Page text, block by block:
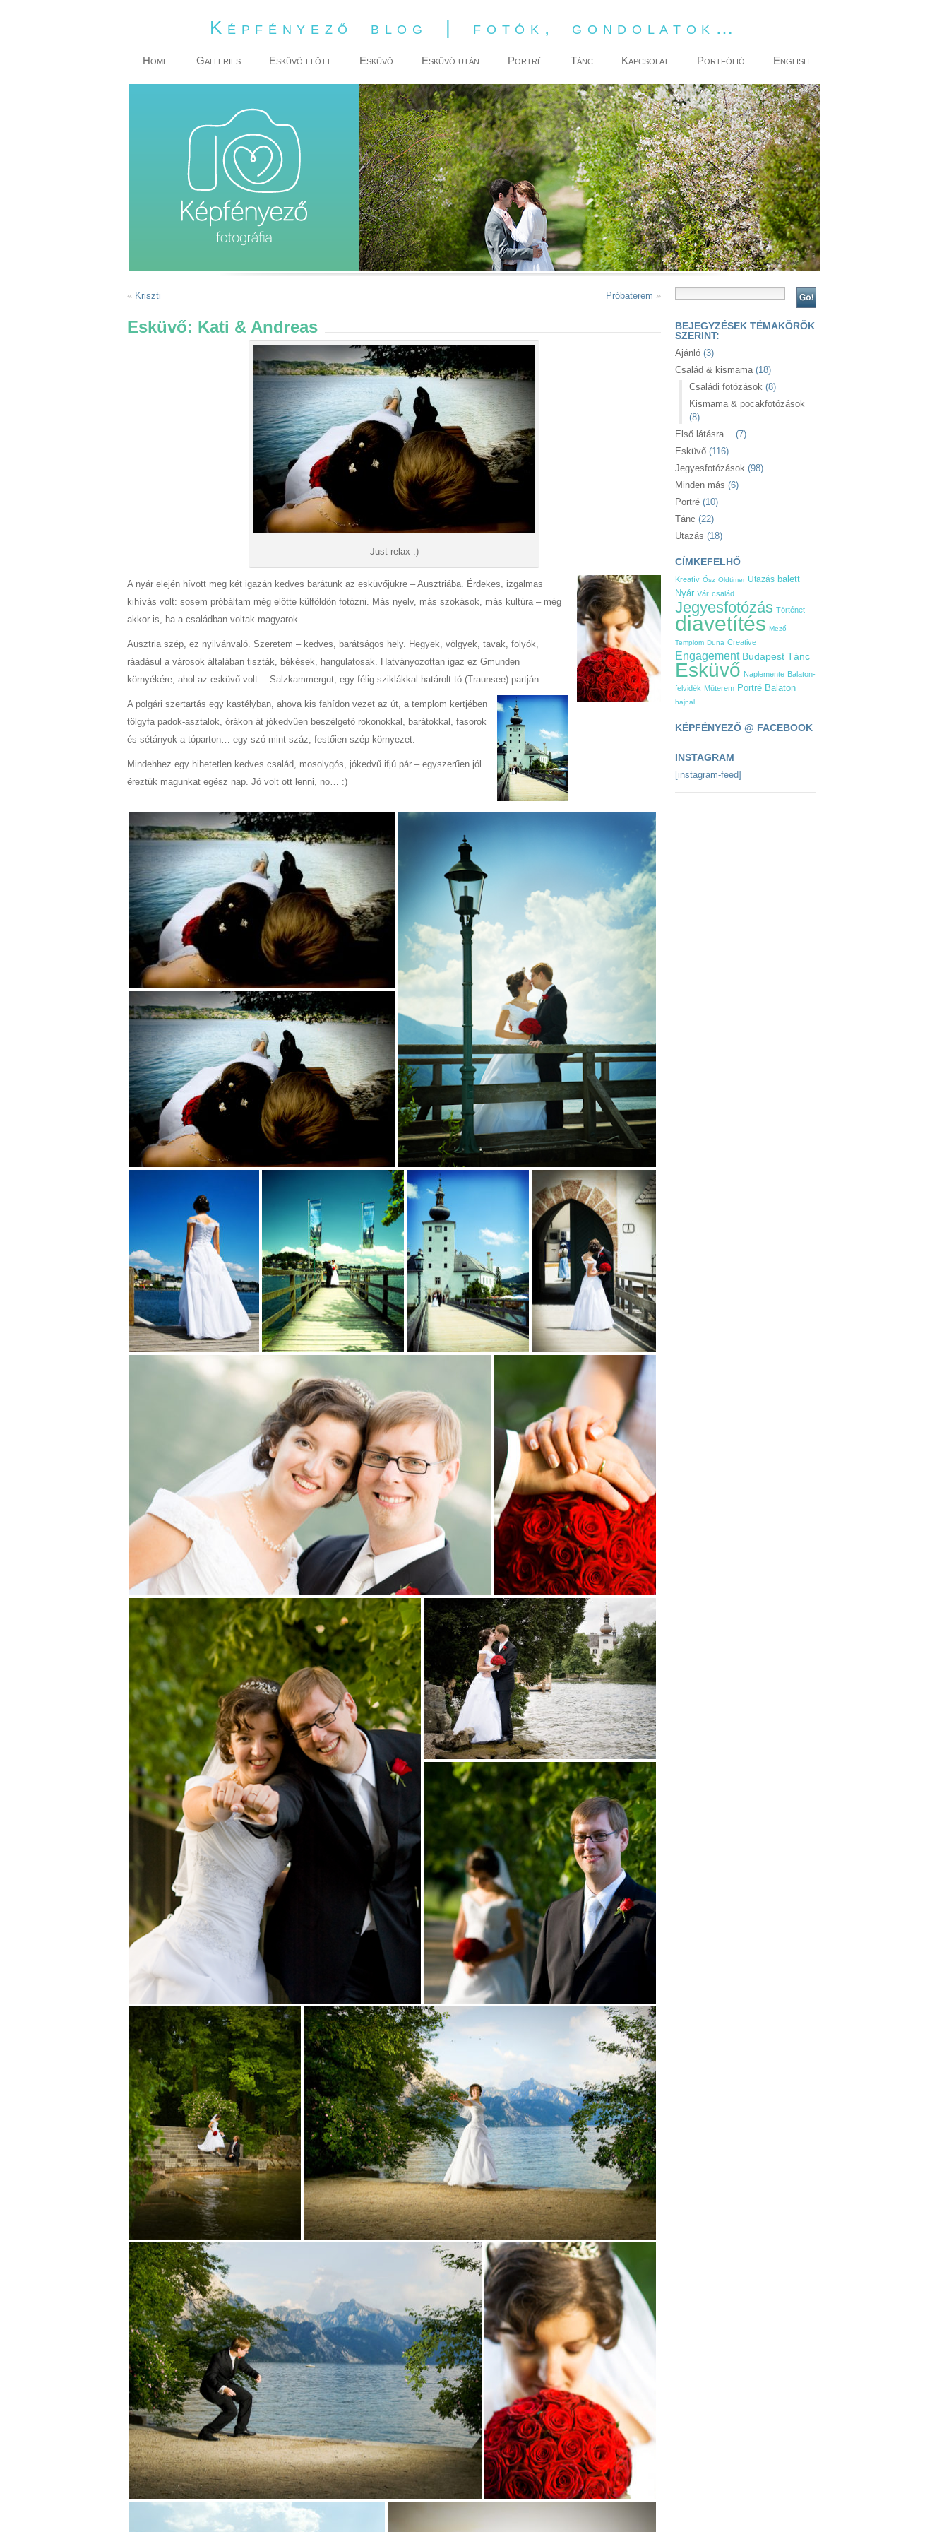
Képfényező blog | fotók, gondolatok…
Home Galleries Esküvő előtt Esküvő Esküvő után Portré Tánc Kapcsolat Portfólió English
« Kriszti Próbaterem »
Esküvő: Kati & Andreas
Just relax :)
A nyár elején hívott meg két igazán kedves barátunk az esküvőjükre – Ausztriába. Érdekes, izgalmas
kihívás volt: sosem próbáltam még előtte külföldön fotózni. Más nyelv, más szokások, más kultúra – még
akkor is, ha a családban voltak magyarok.
Ausztria szép, ez nyilvánvaló. Szeretem – kedves, barátságos hely. Hegyek, völgyek, tavak, folyók,
ráadásul a városok általában tiszták, békések, hangulatosak. Hatványozottan igaz ez Gmunden
környékére, ahol az esküvő volt… Salzkammergut, egy félig sziklákkal határolt tó (Traunsee) partján.
A polgári szertartás egy kastélyban, ahova kis fahídon vezet az út, a templom kertjében
tölgyfa padok-asztalok, órákon át jókedvűen beszélgető rokonokkal, barátokkal, fasorok
és sétányok a tóparton… egy szó mint száz, festőien szép környezet.
Mindehhez egy hihetetlen kedves család, mosolygós, jókedvű ifjú pár – egyszerűen jól
éreztük magunkat egész nap. Jó volt ott lenni, no… :)
BEJEGYZÉSEK TÉMAKÖRÖK
SZERINT:
Ajánló (3)
Család & kismama(18)
Családi fotózások (8)
Kismama & pocakfotózások
(8)
Első látásra… (7)
Esküvő (116)
Jegyesfotózások (98)
Minden más (6)
Portré (10)
Tánc (22)
Utazás (18)
CÍMKEFELHŐ
Kreatív Ősz Oldtimer Utazás balett
Nyár Vár család
Jegyesfotózás Történet
diavetítés Mező
Templom Duna Creative
Engagement Budapest Tánc
Esküvő Naplemente Balaton-
felvidék Műterem Portré Balaton
hajnal
KÉPFÉNYEZŐ @ FACEBOOK
INSTAGRAM
[instagram-feed]